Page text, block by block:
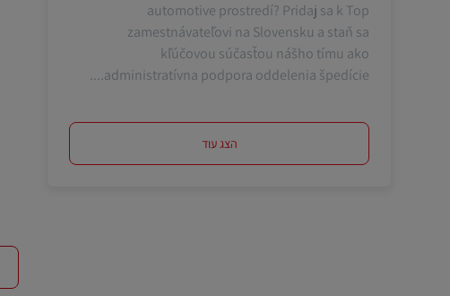
automotive prostredí? Pridaj sa k Top
zamestnávateľovi na Slovensku a staň sa
kľúčovou súčasťou nášho tímu ako
administratívna podpora oddelenia špedície....
הצג עוד